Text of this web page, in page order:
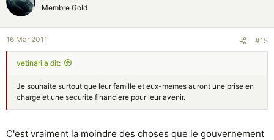
Membre Gold
16 Mar 2011 #15
vetinari a dit:
Je souhaite surtout que leur famille et eux-memes auront une prise en
charge et une securite financiere pour leur avenir.
C'est vraiment la moindre des choses que le gouvernement